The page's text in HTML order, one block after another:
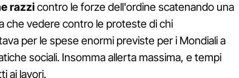
razzicontro le forze dell'ordine scatenando una
che vedere contro le proteste di chi
per le spese enormi previste per i Mondiali a
sociali. Insomma allerta massima, e tempi
ai lavori.